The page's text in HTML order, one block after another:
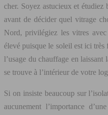
cher. Soyez astucieux et étudiez
avant de décider quel vitrage
Nord, privilégiez les vitres
élevé puisque le soleil est ici
l’usage du chauffage en
se trouve à l’intérieur de votre
Si on insiste beaucoup sur
aucunement l’importance